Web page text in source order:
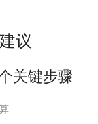
议
关键步骤